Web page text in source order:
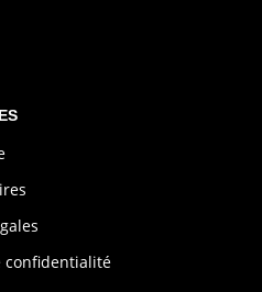
confidentialité